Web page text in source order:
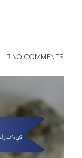
NO COMMENTS